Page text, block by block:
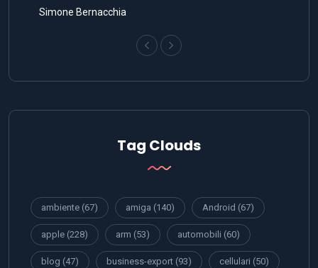
Simone Bernacchia
Tag Clouds
ambiente (67) amiga (140) Android (67)
apple (228) arm (53) automobili (60)
blog (47) business-export (93) cellulari (50)